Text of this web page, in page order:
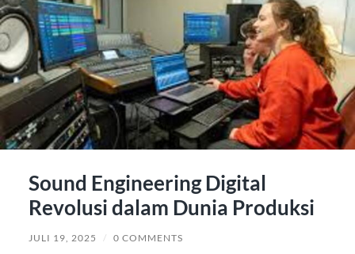
Sound Engineering Digital
Revolusi dalam Dunia Produksi
JULI 19, 2025 / 0 COMMENTS